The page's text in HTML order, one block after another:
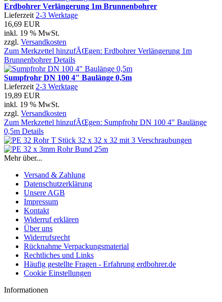
Erdbohrer Verlängerung 1m Brunnenbohrer
Lieferzeit2-3 Werktage
16,69 EUR
inkl. 19 % MwSt.
zzgl. Versandkosten
Zum Merkzettel hinzufÃŒgen: Erdbohrer Verlängerung 1m
Brunnenbohrer Details
Sumpfrohr DN 100 4" Baulänge 0,5m
Lieferzeit2-3 Werktage
19,89 EUR
inkl. 19 % MwSt.
zzgl. Versandkosten
Zum Merkzettel hinzufÃŒgen: Sumpfrohr DN 100 4" Baulänge
0,5m Details
Mehr über...
Versand & Zahlung
Datenschutzerklärung
Unsere AGB
Impressum
Kontakt
Widerruf erklären
Über uns
Widerrufsrecht
Rücknahme Verpackungsmaterial
Rechtliches und Links
Häufig gestellte Fragen - Erfahrung erdbohrer.de
Cookie Einstellungen
Informationen